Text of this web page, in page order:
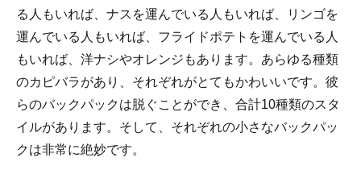
る人もいれば、ナスを運んでいる人もいれば、リンゴを
運んでいる人もいれば、フライドポテトを運んでいる人
もいれば、洋ナシやオレンジもあります。あらゆる種類
のカピバラがあり、それぞれがとてもかわいいです。彼
らのバックパックは脱ぐことができ、合計10種類のスタ
イルがあります。そして、それぞれの小さなバックパッ
クは非常に絶妙です。